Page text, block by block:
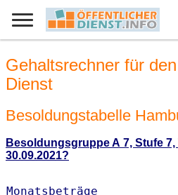
Gehaltsrechner für
Dienst
Besoldungstabelle
Besoldungsgruppe A 7, Stufe 7,
30.09.2021?
Monatsbeträge